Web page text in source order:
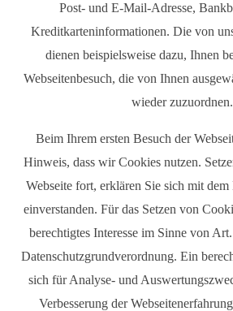
Post- und E-Mail-Adresse,
Kreditkarteninformationen. Die von
dienen beispielsweise dazu, Ihnen
Webseitenbesuch, die von Ihnen
wieder zuzuordnen.
Beim Ihrem ersten Besuch der
Hinweis, dass wir Cookies nutzen.
Webseite fort, erklären Sie sich mit
einverstanden. Für das Setzen von
berechtigtes Interesse im Sinne von
Datenschutzgrundverordnung. Ein
sich für Analyse- und
Verbesserung der